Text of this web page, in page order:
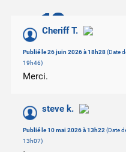
10/10
Basé sur 2 avis
Cheriff T.
Publié le 26 juin 2026 à 18h28(Date
19h46)
Merci.
steve k.
Publié le 10 mai 2026 à 13h22(Date
13h07)